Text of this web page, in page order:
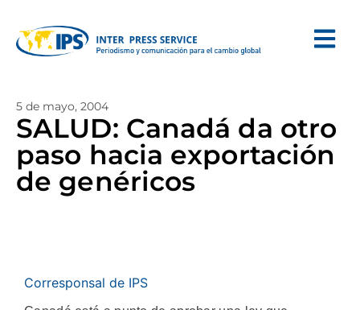
5 de mayo, 2004
SALUD: Canadá da otro
paso hacia exportación
de genéricos
Corresponsal de IPS